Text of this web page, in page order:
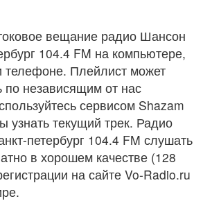
вещание радио Шансон
104.4 FM на компьютере,
телефоне. Плейлист может
по независящим от нас
сервисом Shazam
узнать текущий трек. Радио
петербург 104.4 FM слушать
в хорошем качестве (128
на сайте Vo-Radio.ru